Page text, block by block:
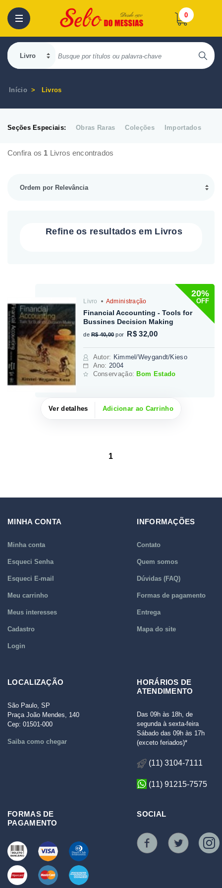
0
Início Livros
Seções Especiais: Obras Raras Coleções Importados
Confira os 1 Livros encontrados
Refine os resultados em Livros
20%
OFF
Livro Administração
Financial Accounting - Tools for
Bussines Decision Making
de R$ 40,00 por R$ 32,00
Autor: Kimmel/Weygandt/Kieso
Ano: 2004
Conservação:Bom Estado
Ver detalhes Adicionar ao Carrinho
1
MINHA CONTA
Minha conta
Esqueci Senha
Esqueci E-mail
Meu carrinho
Meus interesses
Cadastro
Login
INFORMAÇÕES
Contato
Quem somos
Dúvidas (FAQ)
Formas de pagamento
Entrega
Mapa do site
LOCALIZAÇÃO
São Paulo, SP
Praça João Mendes, 140
Cep: 01501-000
Saiba como chegar
HORÁRIOS DE
ATENDIMENTO
Das 09h às 18h, de
segunda à sexta-feira
Sábado das 09h às 17h
(exceto feriados)*
(11) 3104-7111
(11) 91215-7575
FORMAS DE
PAGAMENTO
SOCIAL